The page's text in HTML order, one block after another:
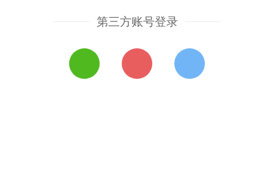
第三方账号登录